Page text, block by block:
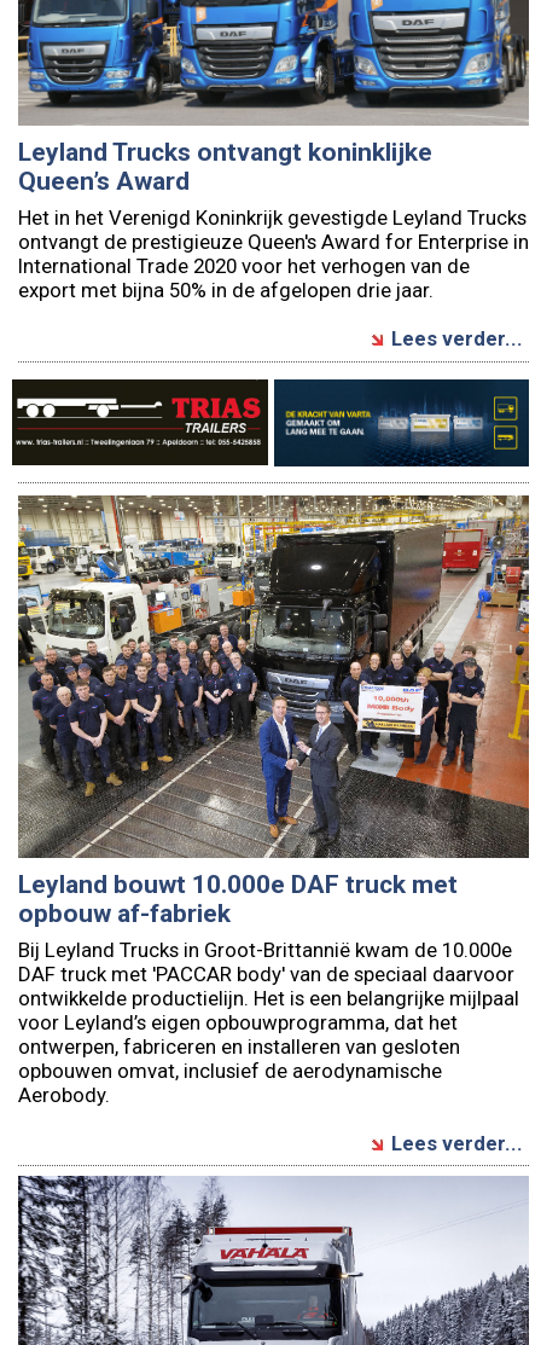
Leyland Trucks ontvangt koninklijke
Queen’s Award
Het in het Verenigd Koninkrijk gevestigde Leyland Trucks
ontvangt de prestigieuze Queen's Award for Enterprise in
International Trade 2020 voor het verhogen van de
export met bijna 50% in de afgelopen drie jaar.
Lees verder...
Leyland bouwt 10.000e DAF truck met
opbouw af-fabriek
Bij Leyland Trucks in Groot-Brittannië kwam de 10.000e
DAF truck met 'PACCAR body' van de speciaal daarvoor
ontwikkelde productielijn. Het is een belangrijke mijlpaal
voor Leyland’s eigen opbouwprogramma, dat het
ontwerpen, fabriceren en installeren van gesloten
opbouwen omvat, inclusief de aerodynamische
Aerobody.
Lees verder...